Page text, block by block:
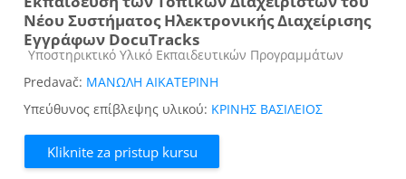
Νέου Συστήματος Ηλεκτρονικής Διαχείρισης
Εγγράφων DocuTracks
Kategorija kursa
Υποστηρικτικό Υλικό Εκπαιδευτικών Προγραμμάτων
Predavač: ΜΑΝΩΛΗ ΑΙΚΑΤΕΡΙΝΗ
Υπεύθυνος επίβλεψης υλικού: ΚΡΙΝΗΣ ΒΑΣΙΛΕΙΟΣ
Kliknite za pristup kursu